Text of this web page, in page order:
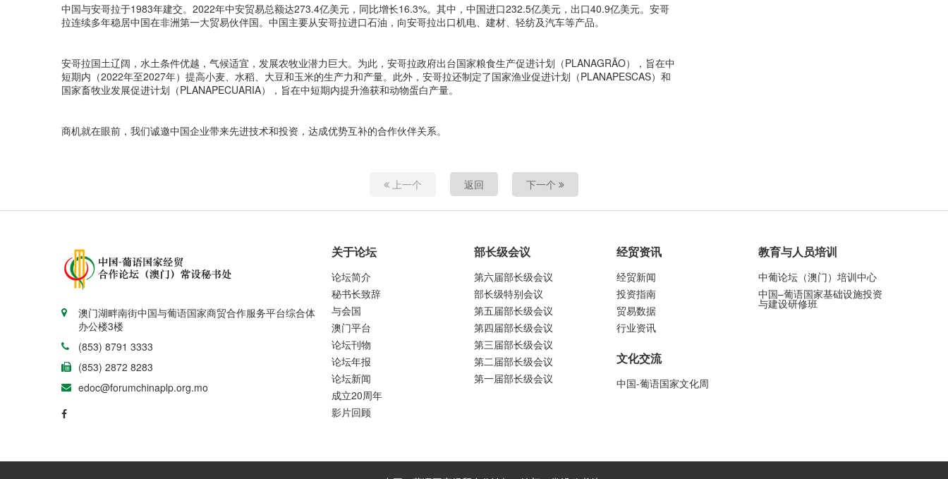
中国与安哥拉于1983年建交。2022年中安贸易总额达273.4亿美元，同比增长16.3%。其中，中国进口232.5亿美元，出口40.9亿美元。安哥
拉连续多年稳居中国在非洲第一大贸易伙伴国。中国主要从安哥拉进口石油，向安哥拉出口机电、建材、轻纺及汽车等产品。
安哥拉国土辽阔，水土条件优越，气候适宜，发展农牧业潜力巨大。为此，安哥拉政府出台国家粮食生产促进计划（PLANAGRÃO），旨在中
短期内（2022年至2027年）提高小麦、水稻、大豆和玉米的生产力和产量。此外，安哥拉还制定了国家渔业促进计划（PLANAPESCAS）和
国家畜牧业发展促进计划（PLANAPECUARIA），旨在中短期内提升渔获和动物蛋白产量。
商机就在眼前，我们诚邀中国企业带来先进技术和投资，达成优势互补的合作伙伴关系。
上一个 返回 下一个
澳门湖畔南街中国与葡语国家商贸合作服务平台综合体
办公楼3楼
(853) 8791 3333
(853) 2872 8283
edoc@forumchinaplp.org.mo
关于论坛
论坛简介
秘书长致辞
与会国
澳门平台
论坛刊物
论坛年报
论坛新闻
成立20周年
影片回顾
部长级会议
第六届部长级会议
部长级特别会议
第五届部长级会议
第四届部长级会议
第三届部长级会议
第二届部长级会议
第一届部长级会议
经贸资讯
经贸新闻
投资指南
贸易数据
行业资讯
文化交流
中国-葡语国家文化周
教育与人员培训
中葡论坛（澳门）培训中心
中国–葡语国家基础设施投资
与建设研修班